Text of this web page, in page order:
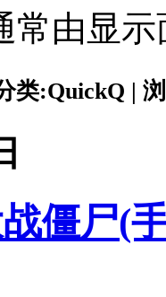
常由显
类:QuickQ |
僵尸(